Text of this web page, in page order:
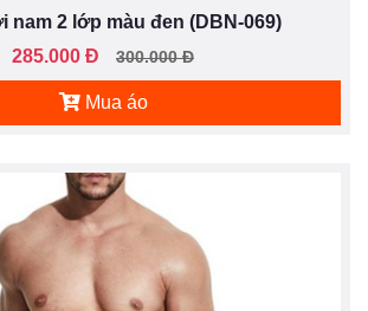
nam 2 lớp màu đen (DBN-069)
285.000 Đ
300.000 Đ
Mua áo